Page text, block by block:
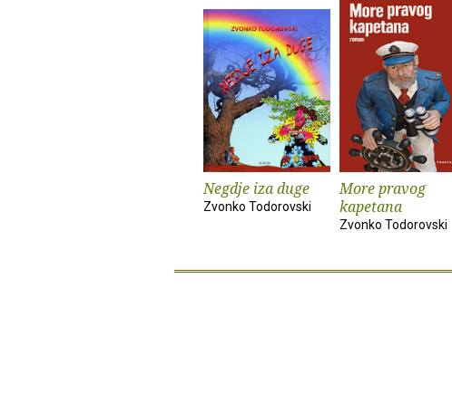
Negdje iza duge
Zvonko Todorovski
More pravog
kapetana
Zvonko Todorovski